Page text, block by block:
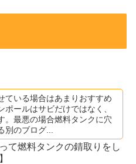
ている場合はあまりおすすめ
ールはサビだけではなく、
。最悪の場合燃料タンクに穴
のブログ...
て燃料タンクの錆取りをし